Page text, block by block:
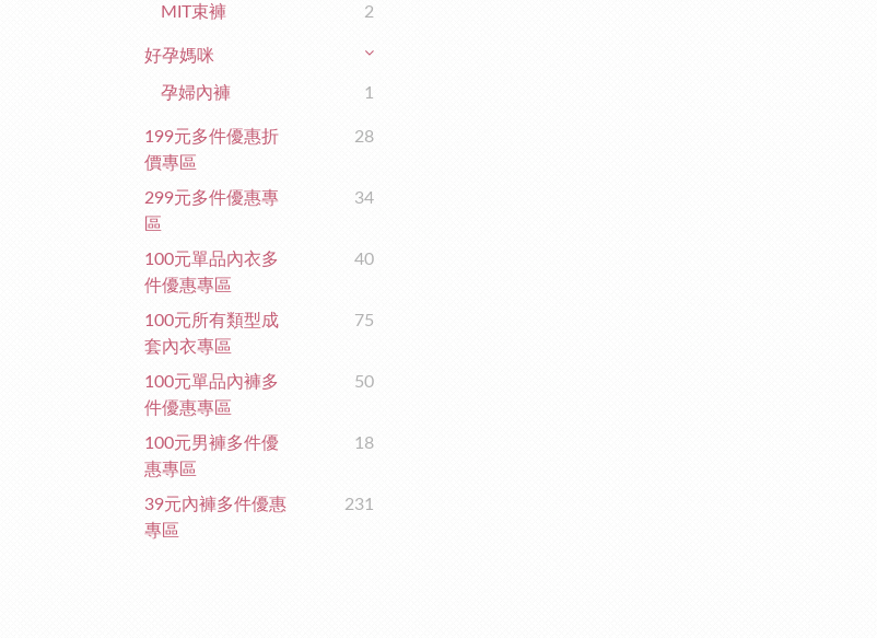
MIT束褲
2
好孕媽咪
孕婦內褲 1
199元多件優惠折
價專區
28
299元多件優惠專
區
34
100元單品內衣多
件優惠專區
40
100元所有類型成
套內衣專區
75
100元單品內褲多
件優惠專區
50
100元男褲多件優
惠專區
18
39元內褲多件優惠
專區
231